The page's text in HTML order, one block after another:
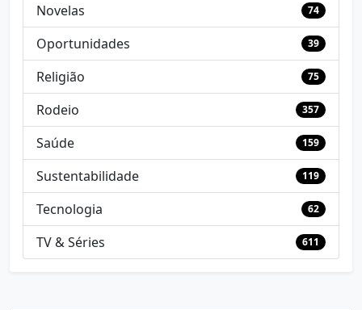
Novelas 74
Oportunidades 39
Religião 75
Rodeio 357
Saúde 159
Sustentabilidade 119
Tecnologia 62
TV & Séries 611